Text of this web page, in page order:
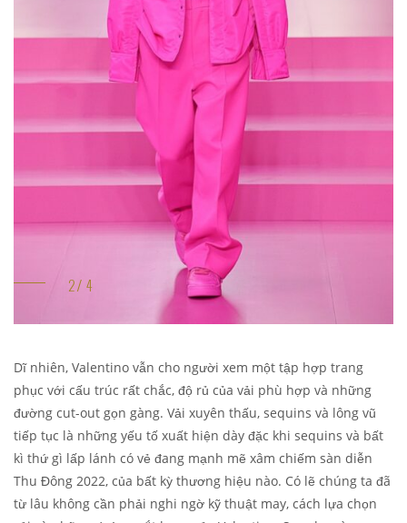
Dĩ nhiên, Valentino vẫn cho người xem một tập hợp trang
phục với cấu trúc rất chắc, độ rủ của vải phù hợp và những
đường cut-out gọn gàng. Vải xuyên thấu, sequins và lông vũ
tiếp tục là những yếu tố xuất hiện dày đặc khi sequins và bất
kì thứ gì lấp lánh có vẻ đang mạnh mẽ xâm chiếm sàn diễn
Thu Đông 2022, của bất kỳ thương hiệu nào. Có lẽ chúng ta đã
từ lâu không cần phải nghi ngờ kỹ thuật may, cách lựa chọn